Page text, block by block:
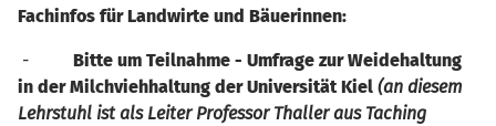
Fachinfos für Landwirte und Bäuerinnen:
- Bitte um Teilnahme - Umfrage zur Weidehaltung
in der Milchviehhaltung der Universität Kiel (an diesem
Lehrstuhl ist als Leiter Professor Thaller aus Taching